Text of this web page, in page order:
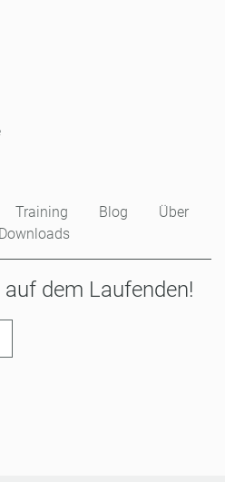
Training Blog
Über
Downloads
dem Laufenden!